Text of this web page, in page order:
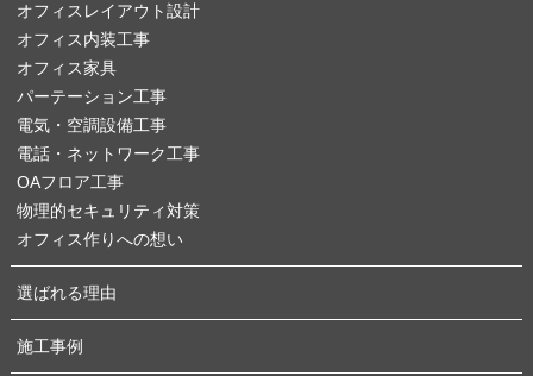
オフィスレイアウト設計
オフィス内装工事
オフィス家具
パーテーション工事
電気・空調設備工事
電話・ネットワーク工事
OAフロア工事
物理的セキュリティ対策
オフィス作りへの想い
選ばれる理由
施工事例